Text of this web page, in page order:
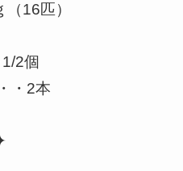
16匹）
2個
・2本